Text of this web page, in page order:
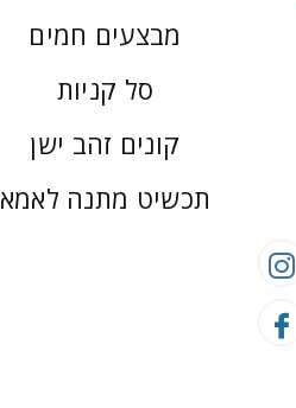
מבצעים חמים
סל קניות
קונים זהב ישן
תכשיט מתנה לאמא